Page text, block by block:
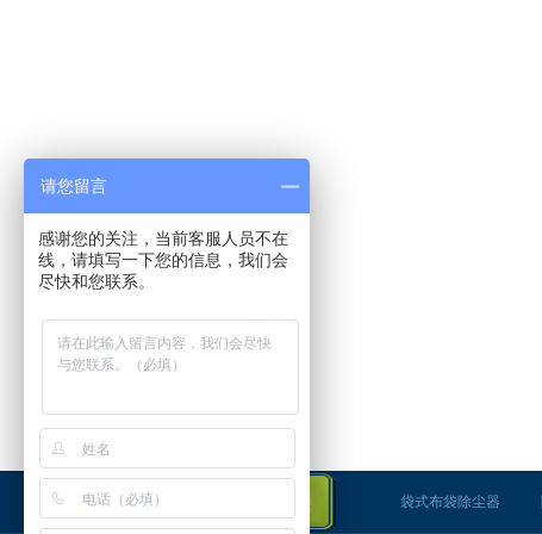
友情链接 袋式布袋除尘器
请您留言
感谢您的关注，当前客服人员不在
线，请填写一下您的信息，我们会
尽快和您联系。